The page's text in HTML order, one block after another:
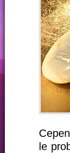
le